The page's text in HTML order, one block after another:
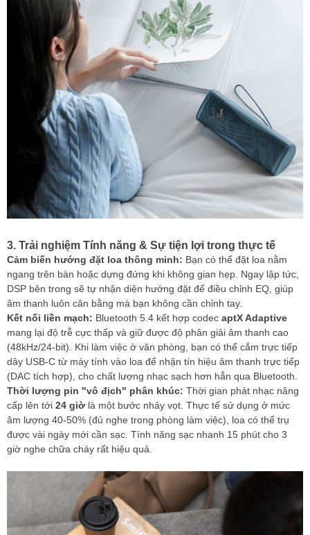
3. Trải nghiệm Tính năng & Sự tiện lợi trong thực tế
Cảm biến hướng đặt loa thông minh: Bạn có thể đặt loa nằm
ngang trên bàn hoặc dựng đứng khi không gian hẹp. Ngay lập tức,
DSP bên trong sẽ tự nhận diện hướng đặt để điều chỉnh EQ, giúp
âm thanh luôn cân bằng mà bạn không cần chỉnh tay.
Kết nối liền mạch: Bluetooth 5.4 kết hợp codec aptX Adaptive
mang lại độ trễ cực thấp và giữ được độ phân giải âm thanh cao
(48kHz/24-bit). Khi làm việc ở văn phòng, bạn có thể cắm trực tiếp
dây USB-C từ máy tính vào loa để nhận tín hiệu âm thanh trực tiếp
(DAC tích hợp), cho chất lượng nhạc sạch hơn hẳn qua Bluetooth.
Thời lượng pin "vô địch" phân khúc: Thời gian phát nhạc nâng
cấp lên tới 24 giờ là một bước nhảy vọt. Thực tế sử dụng ở mức
âm lượng 40-50% (đủ nghe trong phòng làm việc), loa có thể trụ
được vài ngày mới cần sạc. Tính năng sạc nhanh 15 phút cho 3
giờ nghe chữa cháy rất hiệu quả.